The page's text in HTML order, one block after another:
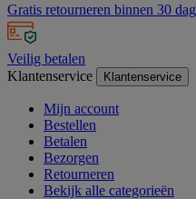
Gratis retourneren binnen 30
Veilig betalen
Klantenservice
Klantenservice
Mijn account
Bestellen
Betalen
Bezorgen
Retourneren
Bekijk alle categorieën